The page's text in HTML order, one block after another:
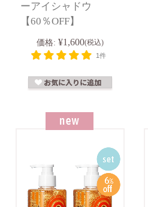
ーアイシャドウ
【60％OFF】
価格: ¥1,600(税込)
1件